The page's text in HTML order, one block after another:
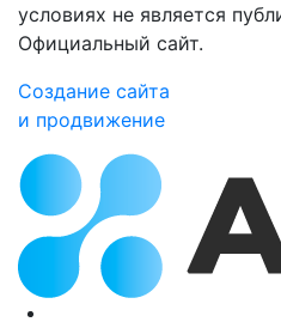
условиях не является
Официальный сайт.
Создание сайта
и продвижение